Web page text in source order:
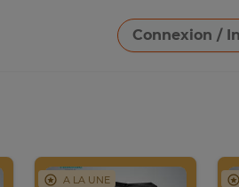
Connexion /
Télécharger une
A LA UNE